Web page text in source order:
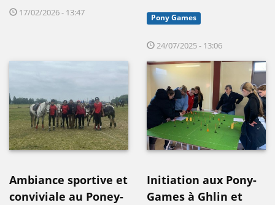
17/02/2026 - 13:47
Pony Games
24/07/2025 - 13:06
Ambiance sportive et
conviviale au Poney-
Initiation aux Pony-
Games à Ghlin et